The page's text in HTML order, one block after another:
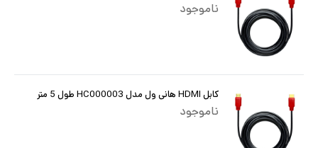
ناموجود
کابل HDMI هانی ول مدل HC000003 طول 5 متر
ناموجود